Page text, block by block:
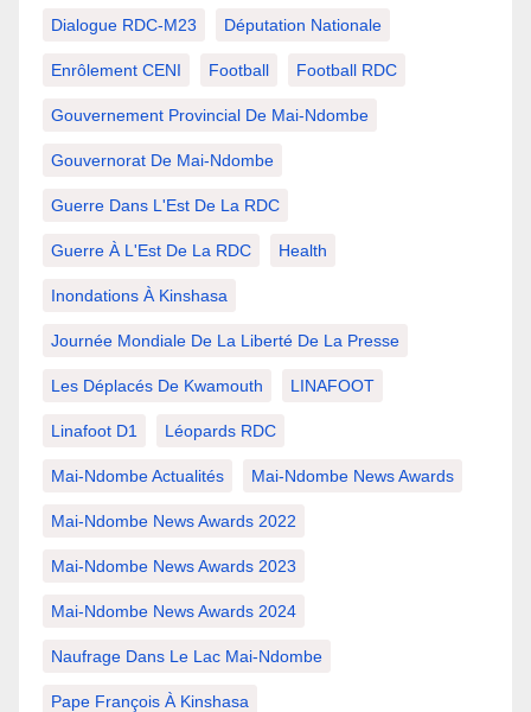
Dialogue RDC-M23 Députation Nationale
Enrôlement CENI Football Football RDC
Gouvernement Provincial De Mai-Ndombe
Gouvernorat De Mai-Ndombe
Guerre Dans L'Est De La RDC
Guerre À L'Est De La RDC Health
Inondations À Kinshasa
Journée Mondiale De La Liberté De La Presse
Les Déplacés De Kwamouth LINAFOOT
Linafoot D1 Léopards RDC
Mai-Ndombe Actualités Mai-Ndombe News Awards
Mai-Ndombe News Awards 2022
Mai-Ndombe News Awards 2023
Mai-Ndombe News Awards 2024
Naufrage Dans Le Lac Mai-Ndombe
Pape François À Kinshasa